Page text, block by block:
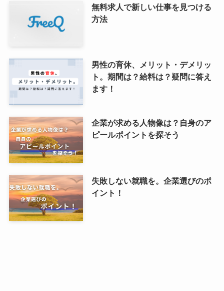
無料求人で新しい仕事を見つける
方法
男性の育休、メリット・デメリッ
ト。期間は？給料は？疑問に答え
ます！
企業が求める人物像は？自身のア
ピールポイントを探そう
失敗しない就職を。企業選びのポ
イント！